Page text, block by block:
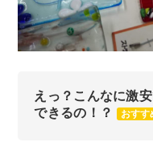
えっ？こんなに激
できるの！？
おすす